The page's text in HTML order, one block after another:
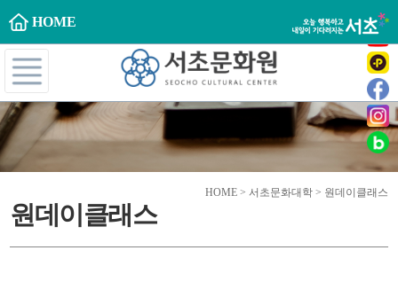
HOME
HOME > 서초문화대학 > 원데이클래스
원데이클래스